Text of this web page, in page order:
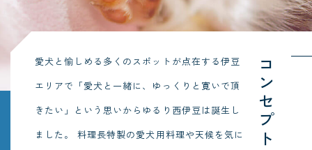
コンセプト
愛犬と愉しめる多くのスポットが点在する伊豆
エリアで「愛犬と一緒に、ゆっくりと寛いで頂
きたい」という思いからゆるり西伊豆は誕生し
ました。
料理長特製の愛犬用料理や天候を気に